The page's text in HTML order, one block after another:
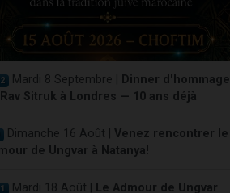
Mardi 8 Septembre |
Dinner d'hommage
Sitruk à Londres — 10 ans déjà
Dimanche 16 Août | Venez rencontrer le
de Ungvar à Natanya!
Mardi 18 Août |
Le Admour de Ungvar